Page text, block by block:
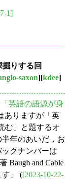
1]
りする回
saxon][kdee]
「英語の語源が身
ありますが「英
む」と題するオ
年のあいだ，お
クナンバーは
Baugh and Cable
す」 ([2023-10-22-